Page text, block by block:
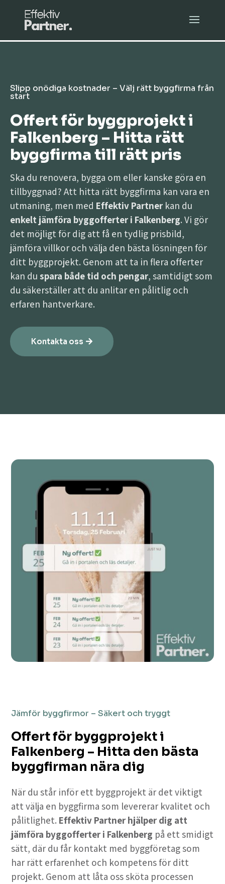
Slipp onödiga kostnader – Välj rätt byggfirma från
start
Offert för byggprojekt i
Falkenberg – Hitta rätt
byggfirma till rätt pris
Ska du renovera, bygga om eller kanske göra en
tillbyggnad? Att hitta rätt byggfirma kan vara en
utmaning, men med Effektiv Partner kan du
enkelt jämföra byggofferter i Falkenberg. Vi gör
det möjligt för dig att få en tydlig prisbild,
jämföra villkor och välja den bästa lösningen för
ditt byggprojekt. Genom att ta in flera offerter
kan du spara både tid och pengar, samtidigt som
du säkerställer att du anlitar en pålitlig och
erfaren hantverkare.
Kontakta oss
Jämför byggfirmor – Säkert och tryggt
Offert för byggprojekt i
Falkenberg – Hitta den bästa
byggfirman nära dig
När du står inför ett byggprojekt är det viktigt
att välja en byggfirma som levererar kvalitet och
pålitlighet. Effektiv Partner hjälper dig att
jämföra byggofferter i Falkenberg på ett smidigt
sätt, där du får kontakt med byggföretag som
har rätt erfarenhet och kompetens för ditt
projekt. Genom att låta oss sköta processen